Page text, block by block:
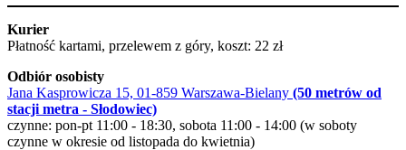
Kurier
Płatność kartami, przelewem z góry, koszt: 22 zł
Odbiór osobisty
Jana Kasprowicza 15, 01-859 Warszawa-Bielany (50 metrów od
stacji metra - Słodowiec)
czynne: pon-pt 11:00 - 18:30, sobota 11:00 - 14:00 (w soboty
czynne w okresie od listopada do kwietnia)